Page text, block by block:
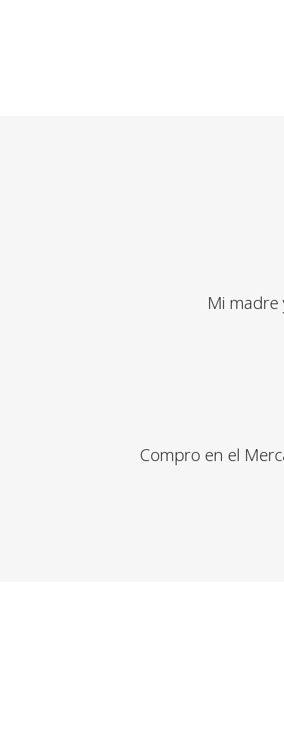
Mi madre
Compro en el